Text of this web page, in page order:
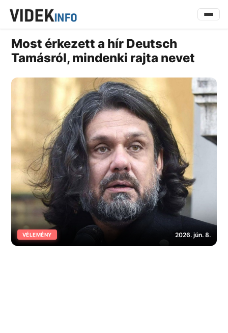
Most érkezett a hír Deutsch
Tamásról, mindenki rajta nevet
VÉLEMÉNY 2026. jún. 8.